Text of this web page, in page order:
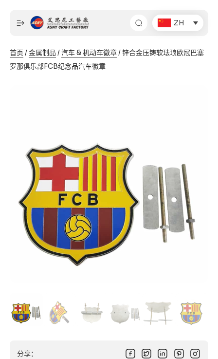
ZH
首页 /金属制品 /汽车 & 机动车徽章/ 锌合金压铸软珐琅欧冠巴塞
罗那俱乐部FCB纪念品汽车徽章
分享：